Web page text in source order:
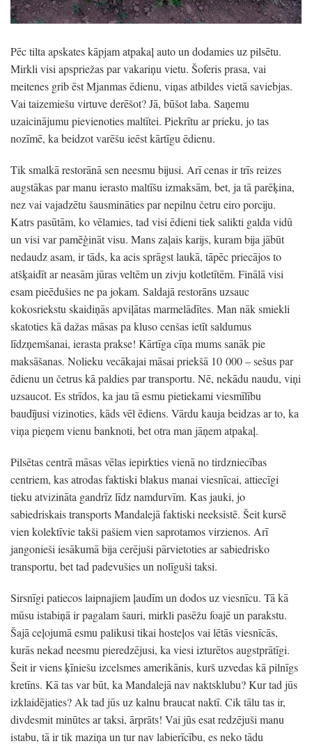
Pēc tilta apskates kāpjam atpakaļ auto un dodamies uz pilsētu.
Mirkli visi apspriežas par vakariņu vietu. Šoferis prasa, vai
meitenes grib ēst Mjanmas ēdienu, viņas atbildes vietā saviebjas.
Vai taizemiešu virtuve derēšot? Jā, būšot laba. Saņemu
uzaicinājumu pievienoties maltītei. Piekrītu ar prieku, jo tas
nozīmē, ka beidzot varēšu ieēst kārtīgu ēdienu.
Tik smalkā restorānā sen neesmu bijusi. Arī cenas ir trīs reizes
augstākas par manu ierasto maltīšu izmaksām, bet, ja tā parēķina,
nez vai vajadzētu šausmināties par nepilnu četru eiro porciju.
Katrs pasūtām, ko vēlamies, tad visi ēdieni tiek salikti galda vidū
un visi var pamēģināt visu. Mans zaļais karijs, kuram bija jābūt
nedaudz asam, ir tāds, ka acis sprāgst laukā, tāpēc priecājos to
atšķaidīt ar neasām jūras veltēm un zivju kotletītēm. Finālā visi
esam pieēdušies ne pa jokam. Saldajā restorāns uzsauc
kokosriekstu skaidiņās apviļātas marmelādītes. Man nāk smiekli
skatoties kā dažas māsas pa kluso cenšas ietīt saldumus
līdzņemšanai, ierasta prakse! Kārtīga cīņa mums sanāk pie
maksāšanas. Nolieku vecākajai māsai priekšā 10 000 – sešus par
ēdienu un četrus kā paldies par transportu. Nē, nekādu naudu, viņi
uzsaucot. Es strīdos, ka jau tā esmu pietiekami viesmīlību
baudījusi vizinoties, kāds vēl ēdiens. Vārdu kauja beidzas ar to, ka
viņa pieņem vienu banknoti, bet otra man jāņem atpakaļ.
Pilsētas centrā māsas vēlas iepirkties vienā no tirdzniecības
centriem, kas atrodas faktiski blakus manai viesnīcai, attiecīgi
tieku atvizināta gandrīz līdz namdurvīm. Kas jauki, jo
sabiedriskais transports Mandalejā faktiski neeksistē. Šeit kursē
vien kolektīvie takši pašiem vien saprotamos virzienos. Arī
jangonieši iesākumā bija cerējuši pārvietoties ar sabiedrisko
transportu, bet tad padevušies un nolīguši taksi.
Sirsnīgi patiecos laipnajiem ļaudīm un dodos uz viesnīcu. Tā kā
mūsu istabiņā ir pagalam šauri, mirkli pasēžu foajē un parakstu.
Šajā ceļojumā esmu palikusi tikai hosteļos vai lētās viesnīcās,
kurās nekad neesmu pieredzējusi, ka viesi izturētos augstprātīgi.
Šeit ir viens ķīniešu izcelsmes amerikānis, kurš uzvedas kā pilnīgs
kretīns. Kā tas var būt, ka Mandalejā nav naktsklubu? Kur tad jūs
izklaidējaties? Ak tad jūs uz kalnu braucat naktī. Cik tālu tas ir,
divdesmit minūtes ar taksi, ārprāts! Vai jūs esat redzējuši manu
istabu, tā ir tik maziņa un tur nav labierīcību, es neko tādu